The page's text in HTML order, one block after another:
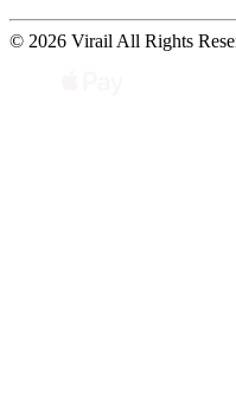
© 2026 Virail All Rights